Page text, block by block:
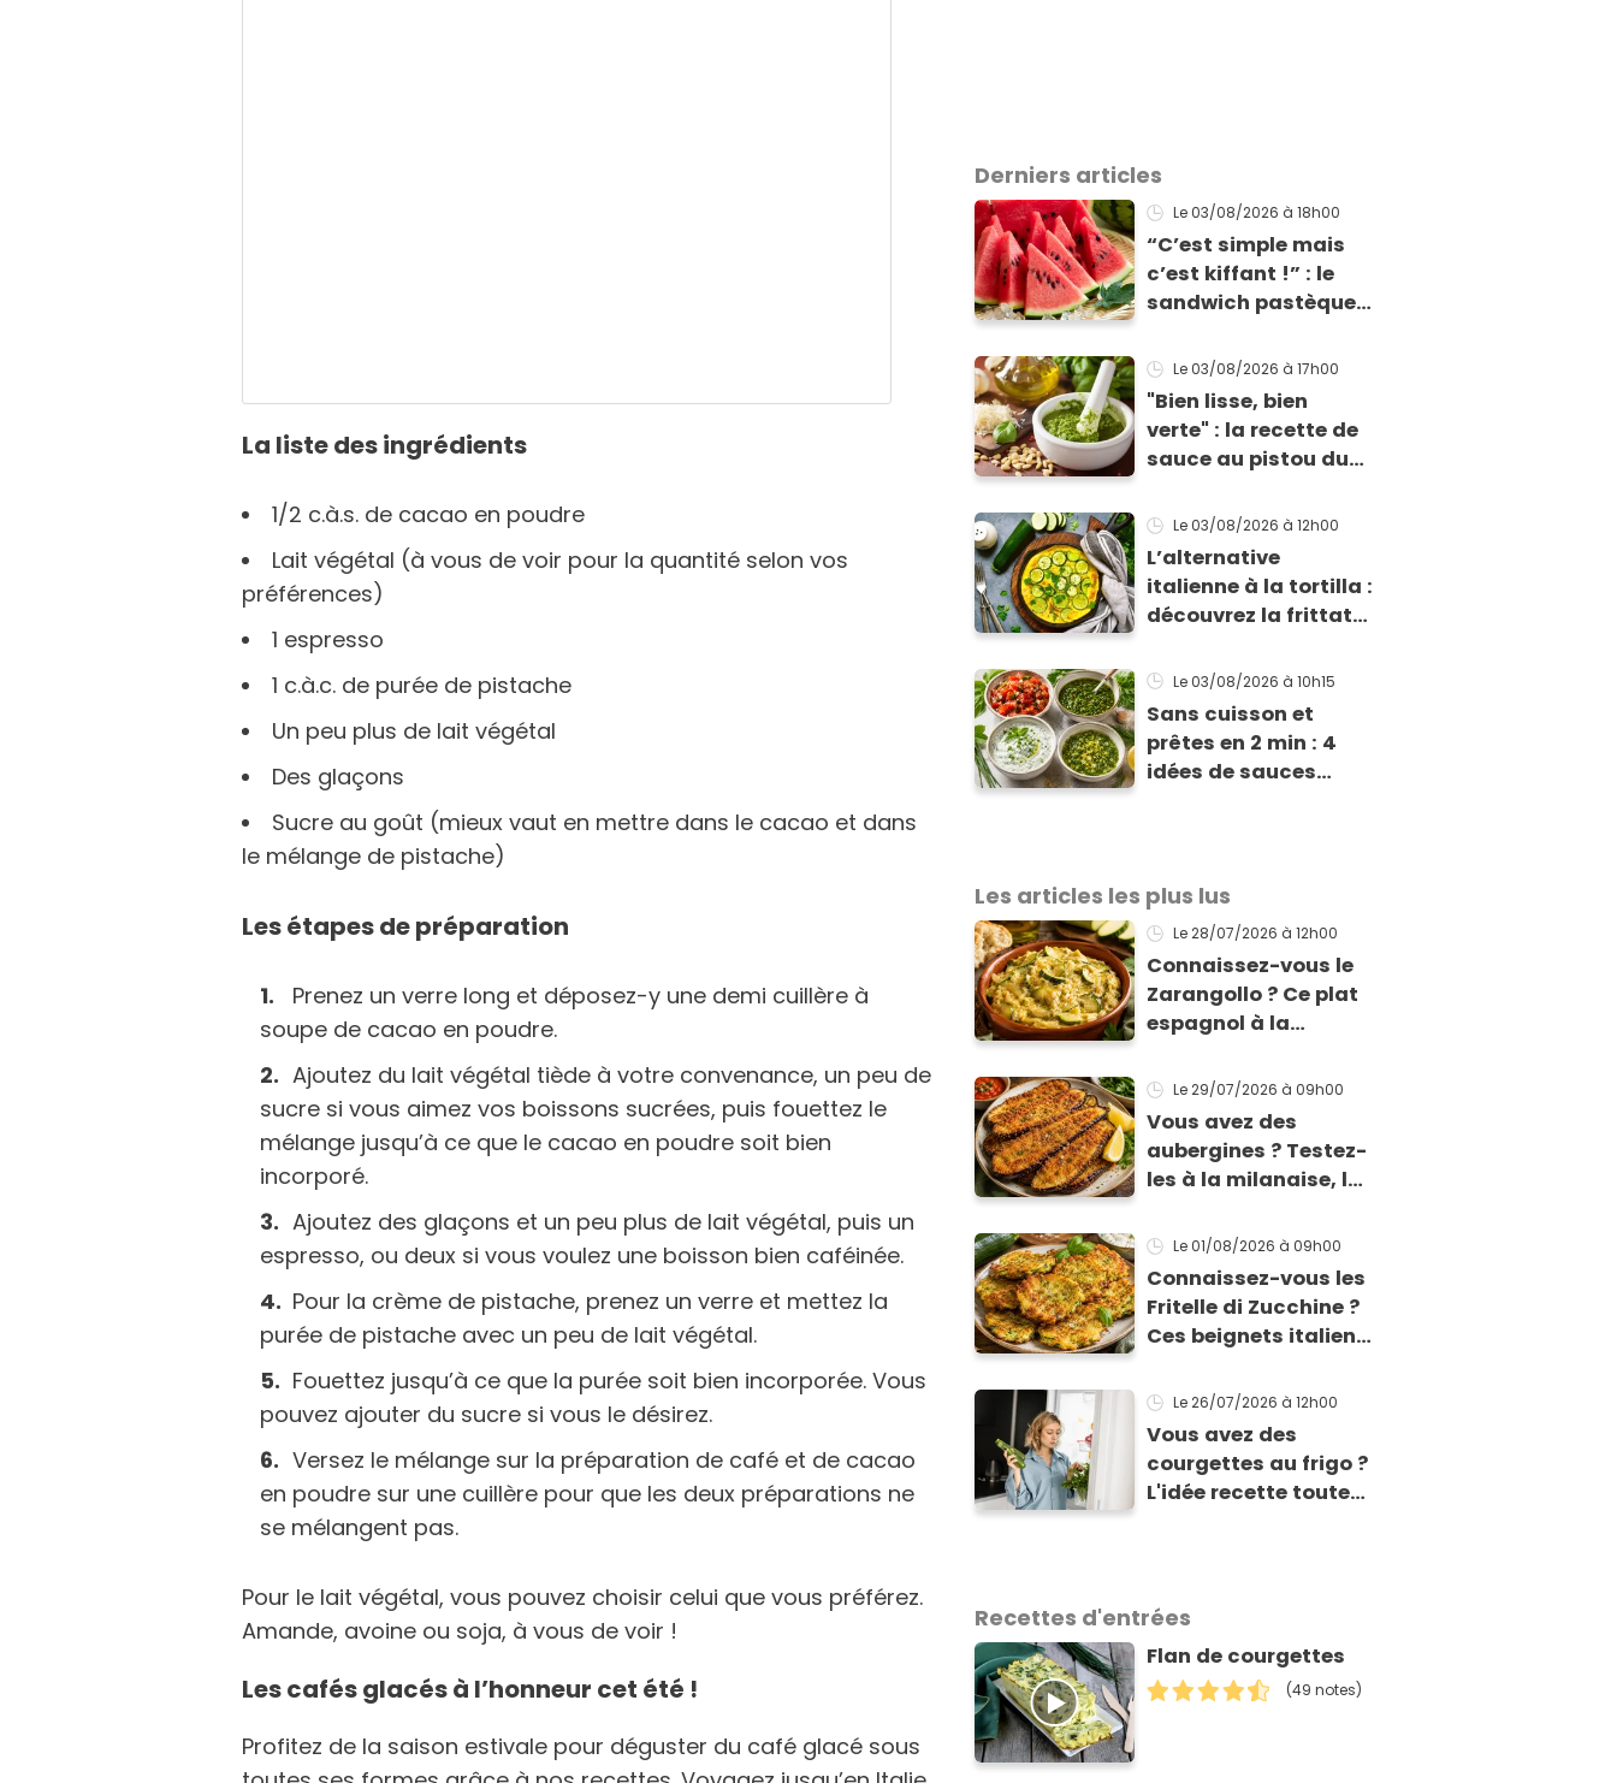
La liste des ingrédients
1/2 c.à.s. de cacao en poudre
Lait végétal (à vous de voir pour la quantité selon vos
préférences)
1 espresso
1 c.à.c. de purée de pistache
Un peu plus de lait végétal
Des glaçons
Sucre au goût (mieux vaut en mettre dans le cacao et dans
le mélange de pistache)
Les étapes de préparation
Prenez un verre long et déposez-y une demi cuillère à
soupe de cacao en poudre.
Ajoutez du lait végétal tiède à votre convenance, un peu de
sucre si vous aimez vos boissons sucrées, puis fouettez le
mélange jusqu’à ce que le cacao en poudre soit bien
incorporé.
Ajoutez des glaçons et un peu plus de lait végétal, puis un
espresso, ou deux si vous voulez une boisson bien caféinée.
Pour la crème de pistache, prenez un verre et mettez la
purée de pistache avec un peu de lait végétal.
Fouettez jusqu’à ce que la purée soit bien incorporée. Vous
pouvez ajouter du sucre si vous le désirez.
Versez le mélange sur la préparation de café et de cacao
en poudre sur une cuillère pour que les deux préparations ne
se mélangent pas.
Pour le lait végétal, vous pouvez choisir celui que vous préférez.
Amande, avoine ou soja, à vous de voir !
Les cafés glacés à l’honneur cet été !
Profitez de la saison estivale pour déguster du café glacé sous
Derniers articles
Le 03/08/2026 à 18h00
“C’est simple mais
c’est kiffant !” : le
sandwich pastèque
va vous rafraîchir
cet été !
Le 03/08/2026 à 17h00
"Bien lisse, bien
verte" : la recette de
sauce au pistou du
pour sublimer vos
plats d'été !
Le 03/08/2026 à 12h00
L’alternative
italienne à la tortilla :
découvrez la frittata
ricotta à moins de 4
€
Le 03/08/2026 à 10h15
Sans cuisson et
prêtes en 2 min : 4
idées de sauces
vos barbecues et
salades
Les articles les plus lus
Le 28/07/2026 à 12h00
Connaissez-vous le
Zarangollo ? Ce plat
espagnol à la
min pour moins de 3
€ !
Le 29/07/2026 à 09h00
Vous avez des
aubergines ? Testez-
les à la milanaise, la
dorée qui change du
gratin classique
Le 01/08/2026 à 09h00
Connaissez-vous les
Fritelle di Zucchine ?
Ces beignets italiens
en 10 min sont un pur
délice !
Le 26/07/2026 à 12h00
Vous avez des
courgettes au frigo ?
L'idée recette toute
Recettes d'entrées
Flan de courgettes
(49 notes)